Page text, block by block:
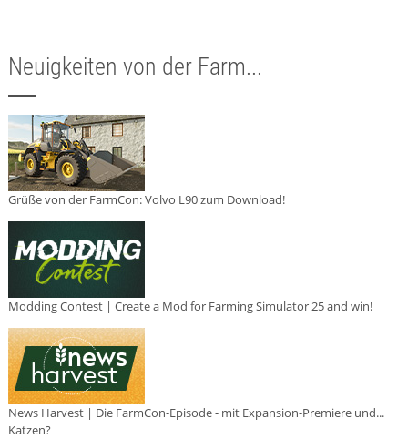
Neuigkeiten von der Farm...
Grüße von der FarmCon: Volvo L90 zum Download!
Modding Contest | Create a Mod for Farming Simulator 25 and win!
News Harvest | Die FarmCon-Episode - mit Expansion-Premiere und...
Katzen?